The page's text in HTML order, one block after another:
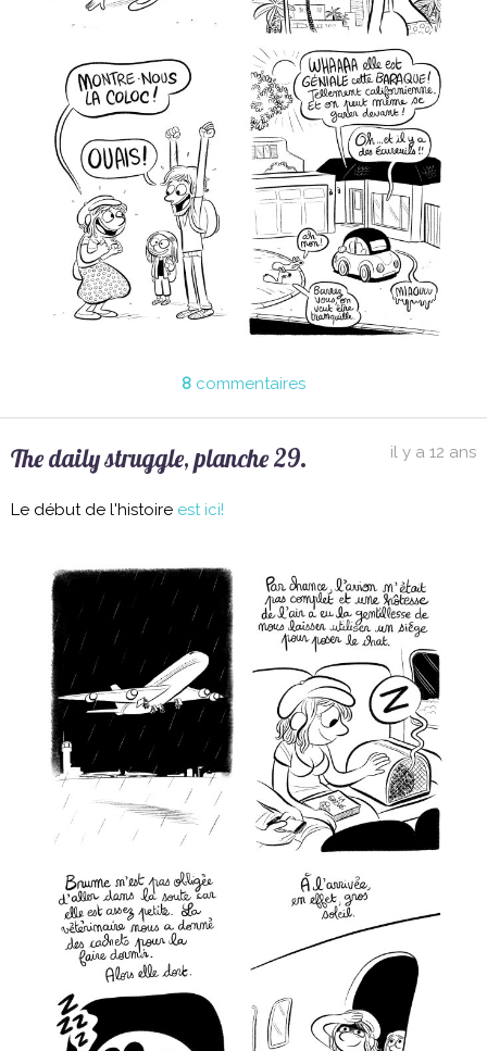
8 commentaires
The daily struggle, planche 29. il y a 12 ans
Le début de l'histoire est ici!